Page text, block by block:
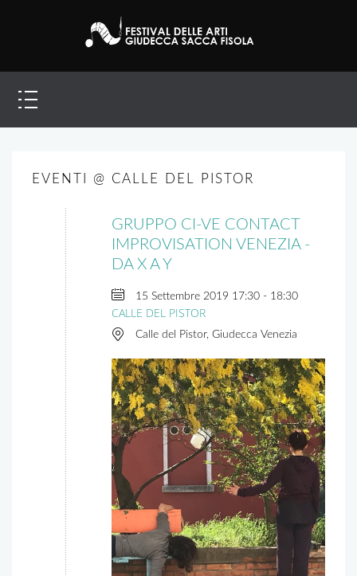
EVENTI @ CALLE DEL PISTOR
GRUPPO CI-VE CONTACT
IMPROVISATION VENEZIA -
DA X A Y
15 Settembre 2019 17:30 - 18:30
CALLE DEL PISTOR
Calle del Pistor, Giudecca Venezia